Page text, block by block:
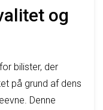
og
bilister, der
på grund af dens
Denne